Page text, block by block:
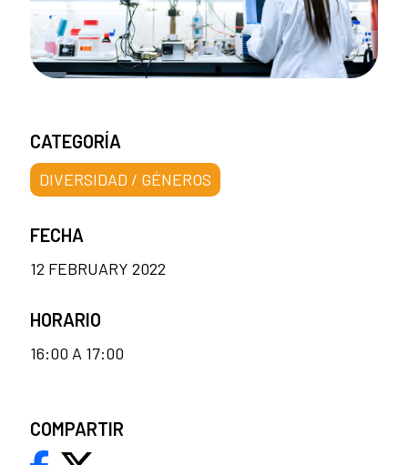
CATEGORÍA
DIVERSIDAD / GÉNEROS
FECHA
12 FEBRUARY 2022
HORARIO
16:00 A 17:00
COMPARTIR